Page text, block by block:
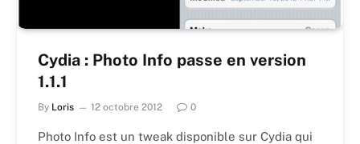
Cydia : Photo Info passe en version
1.1.1
By Loris 12 octobre 2012 0
Photo Info est un tweak disponible sur Cydia qui